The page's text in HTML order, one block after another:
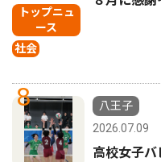
トップニュ
ース
社会
8
八王子
2026.07.09
高校女子